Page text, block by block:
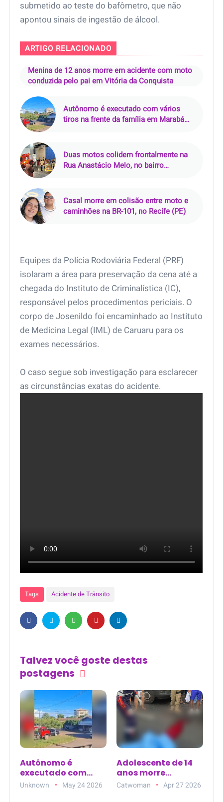
submetido ao teste do bafômetro, que não
apontou sinais de ingestão de álcool.
ARTIGO RELACIONADO
Menina de 12 anos morre em acidente com moto
conduzida pelo pai em Vitória da Conquista
Autônomo é executado com vários
tiros na frente da família em Marabá
Duas motos colidem frontalmente na
Rua Anastácio Melo, no bairro
Casal morre em colisão entre moto e
caminhões na BR-101, no Recife (PE)
Equipes da Polícia Rodoviária Federal (PRF)
isolaram a área para preservação da cena até a
chegada do Instituto de Criminalística (IC),
responsável pelos procedimentos periciais. O
corpo de Josenildo foi encaminhado ao Instituto
de Medicina Legal (IML) de Caruaru para os
exames necessários.
O caso segue sob investigação para esclarecer
as circunstâncias exatas do acidente.
Tags Acidente de Trânsito
Talvez você goste destas
postagens
Autônomo é
executado com
vários tiros na
frente da família
Unknown May 24 2026
Adolescente de 14
anos morre
atropelada na
ciclofaixa da
Catwoman Apr 27 2026